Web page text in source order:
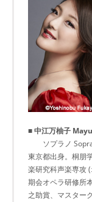
■ 中江万柚子
ソプラノ
東京都出身。桐朋
楽研究科声楽専攻
期会オペラ研修所
之助賞、マスター